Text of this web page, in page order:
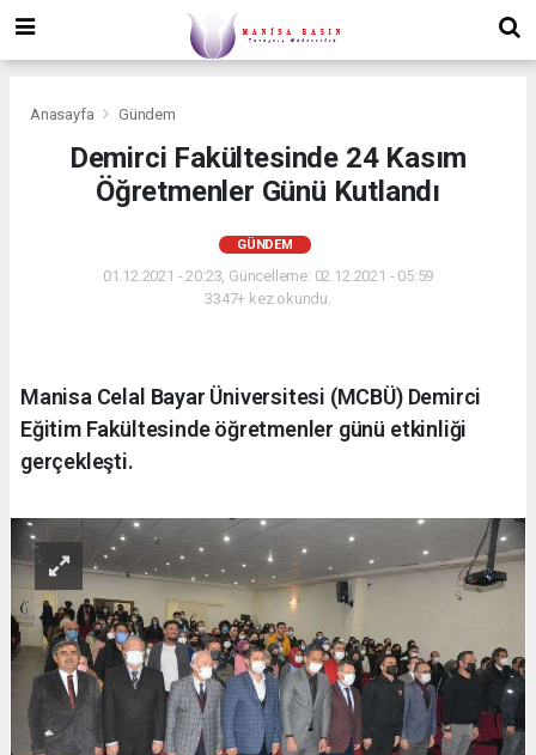
Anasayfa Gündem
Demirci Fakültesinde 24 Kasım
Öğretmenler Günü Kutlandı
GÜNDEM
01.12.2021 - 20:23, Güncelleme: 02.12.2021 - 05:59
3347+ kez okundu.
Manisa Celal Bayar Üniversitesi (MCBÜ) Demirci
Eğitim Fakültesinde öğretmenler günü etkinliği
gerçekleşti.